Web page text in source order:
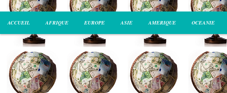
ACCUEIL AFRIQUE EUROPE ASIE AMERIQUE OCEANIE